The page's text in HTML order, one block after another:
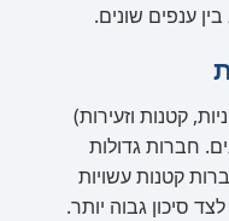
ענפים שונים.
קטנות וזעירות)
חברות גדולות
קטנות עשויות
סיכון גבוה יותר.